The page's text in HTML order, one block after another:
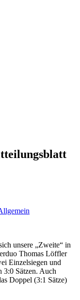
unsere „Zweite“ in
Thomas Löffler
Einzelsiegen und
Sätzen. Auch
Doppel (3:1 Sätze)